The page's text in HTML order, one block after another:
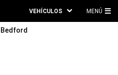
VEHÍCULOS MENÚ
Bedford